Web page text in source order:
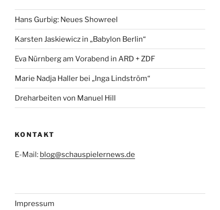
Hans Gurbig: Neues Showreel
Karsten Jaskiewicz in „Babylon Berlin“
Eva Nürnberg am Vorabend in ARD + ZDF
Marie Nadja Haller bei „Inga Lindström“
Dreharbeiten von Manuel Hill
KONTAKT
E-Mail: blog@schauspielernews.de
Impressum